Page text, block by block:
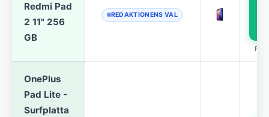
Redmi Pad
2 11" 256
GB
REDAKTIONENS VAL
OnePlus
Pad Lite -
Surfplatta